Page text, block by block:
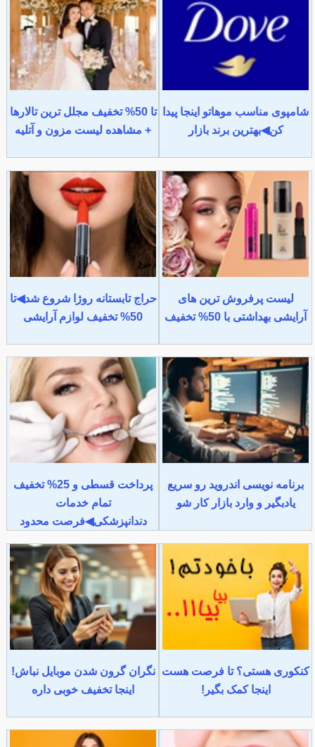
شامپوی مناسب موهاتو اینجا پیدا
کن◀بهترین برند بازار
تا 50% تخفیف مجلل ترین تالارها
+ مشاهده لیست مزون و آتلیه
لیست پرفروش ترین های
آرایشی بهداشتی با 50% تخفیف
حراج تابستانه روژا شروع شد◀تا
50% تخفیف لوازم آرایشی
برنامه نویسی اندروید رو سریع
یادبگیر و وارد بازار کار شو
پرداخت قسطی و 25% تخفیف
تمام خدمات
دندانپزشکی◀فرصت محدود
کنکوری هستی؟ تا فرصت هست
اینجا کمک بگیر!
نگران گرون شدن موبایل نباش!
اینجا تخفیف خوبی داره